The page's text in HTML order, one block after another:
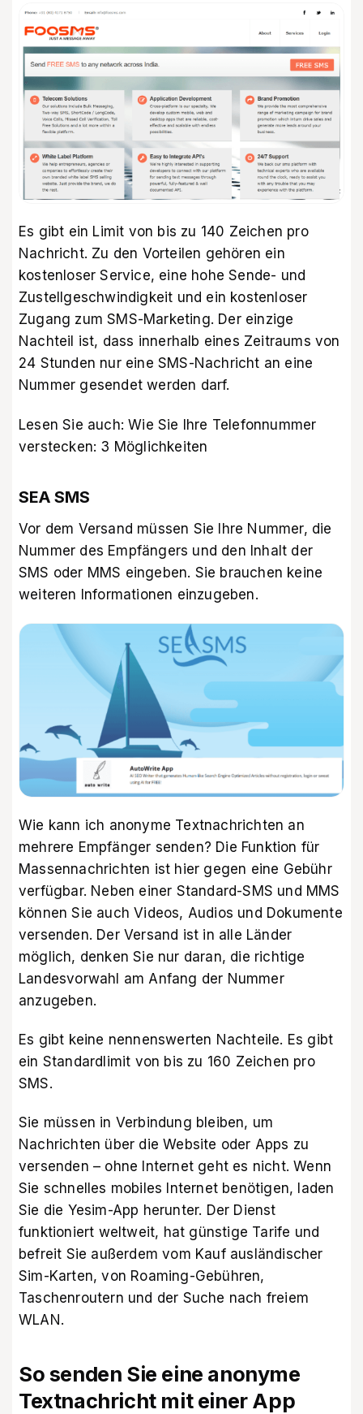
Es gibt ein Limit von bis zu 140 Zeichen pro
Nachricht. Zu den Vorteilen gehören ein
kostenloser Service, eine hohe Sende- und
Zustellgeschwindigkeit und ein kostenloser
Zugang zum SMS-Marketing. Der einzige
Nachteil ist, dass innerhalb eines Zeitraums von
24 Stunden nur eine SMS-Nachricht an eine
Nummer gesendet werden darf.
Lesen Sie auch:Wie Sie Ihre Telefonnummer
verstecken: 3 Möglichkeiten
SEA SMS
Vor dem Versand müssen Sie Ihre Nummer, die
Nummer des Empfängers und den Inhalt der
SMS oder MMS eingeben. Sie brauchen keine
weiteren Informationen einzugeben.
Wie kann ich anonyme Textnachrichten an
mehrere Empfänger senden? Die Funktion für
Massennachrichten ist hier gegen eine Gebühr
verfügbar. Neben einer Standard-SMS und MMS
können Sie auch Videos, Audios und Dokumente
versenden. Der Versand ist in alle Länder
möglich, denken Sie nur daran, die richtige
Landesvorwahl am Anfang der Nummer
anzugeben.
Es gibt keine nennenswerten Nachteile. Es gibt
ein Standardlimit von bis zu 160 Zeichen pro
SMS.
Sie müssen in Verbindung bleiben, um
Nachrichten über die Website oder Apps zu
versenden – ohne Internet geht es nicht. Wenn
Sie schnelles mobiles Internet benötigen, laden
Sie die Yesim-App herunter. Der Dienst
funktioniert weltweit, hat günstige Tarife und
befreit Sie außerdem vom Kauf ausländischer
Sim-Karten, von Roaming-Gebühren,
Taschenroutern und der Suche nach freiem
WLAN.
So senden Sie eine anonyme
Textnachricht mit einer App